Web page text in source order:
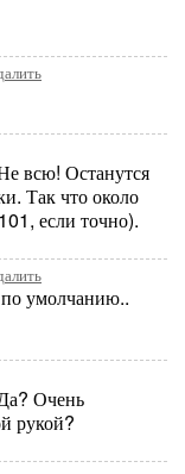
всю! Останутся
Так что около
если точно).
умолчанию..
Очень
рукой?